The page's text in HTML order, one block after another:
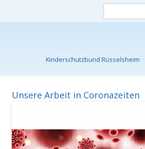
Kinderschutzbund Rüsselsheim
Skip
content
Unsere Arbeit in Coronazeiten